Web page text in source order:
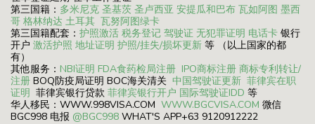
第三国籍： 多米尼克 圣基茨 圣卢西亚 安提瓜和巴布 瓦如阿图 墨西
哥 格林纳达 土耳其 瓦努阿图绿卡
第三国籍配套： 护照激活 税务登记 驾驶证 无犯罪证明 电话卡 银行
开户 激活护照 地址证明 护照/挂失/损坏更新 等 （以上国家的都
有）
其他服务： NBI证明 FDA食药检局注册 IPO商标注册 商标专利转让/
注册 BOQ防疫局证明 BOC海关清关 中国驾驶证更新 菲律宾在职
证明 菲律宾银行贷款 菲律宾银行开户 国际驾驶证IDD 等
华人移民：WWW.998VISA.COM WWW.BGCVISA.COM 微信
BGC998 电报 @BGC998 WHAT'S APP+63 9120912222